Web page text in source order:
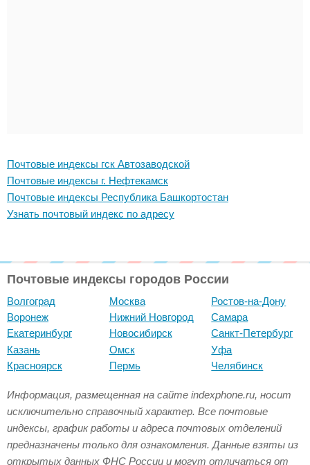
Почтовые индексы гск Автозаводской
Почтовые индексы г. Нефтекамск
Почтовые индексы Республика Башкортостан
Узнать почтовый индекс по адресу
Почтовые индексы городов России
Волгоград
Воронеж
Екатеринбург
Казань
Красноярск
Москва
Нижний Новгород
Новосибирск
Омск
Пермь
Ростов-на-Дону
Самара
Санкт-Петербург
Уфа
Челябинск
Информация, размещенная на сайте indexphone.ru, носит
исключительно справочный характер. Все почтовые
индексы, график работы и адреса почтовых отделений
предназначены только для ознакомления. Данные взяты из
открытых данных ФНС России и могут отличаться от